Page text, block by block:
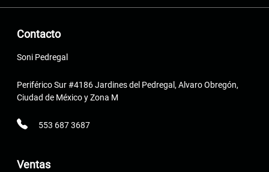
Contacto
Soni Pedregal
Periférico Sur #4186 Jardines del Pedregal, Alvaro Obregón,
Ciudad de México y Zona M
553 687 3687
Ventas